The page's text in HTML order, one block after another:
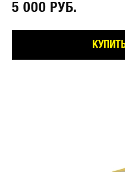
5 000 РУБ.⠀